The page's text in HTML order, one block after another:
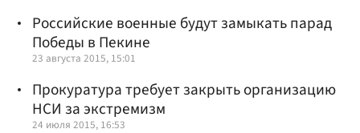
Российские военные будут замыкать парад
Победы в Пекине
23 августа 2015, 15:01
Прокуратура требует закрыть организацию
НСИ за экстремизм
24 июля 2015, 16:53